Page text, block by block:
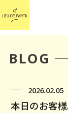
BLOG
2026.02.05
本日のお客